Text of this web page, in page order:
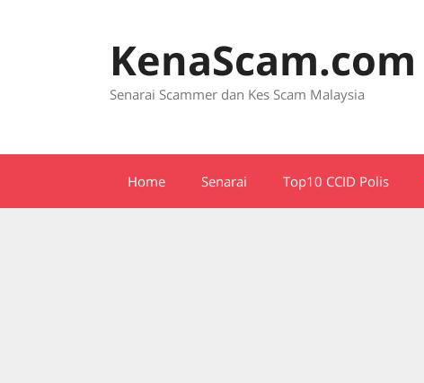
KenaScam.com
Senarai Scammer dan Kes Scam Malaysia
Home Senarai Top10 CCID Polis